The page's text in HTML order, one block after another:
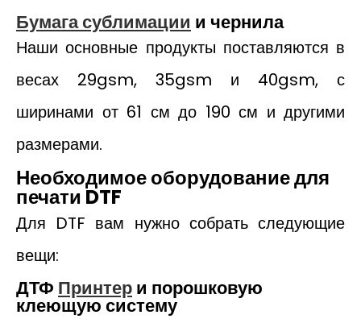
Бумага сублимации и чернила
Наши основные продукты поставляются в
весах 29gsm, 35gsm и 40gsm, с
ширинами от 61 см до 190 см и другими
размерами.
Необходимое оборудование для
печати DTF
Для DTF вам нужно собрать следующие
вещи:
ДТФ Принтери порошковую
клеющую систему